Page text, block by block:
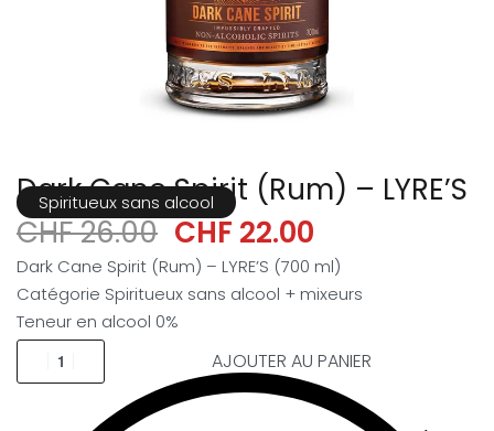
Dark Cane Spirit (Rum) – LYRE’S
Spiritueux sans alcool
CHF26.00 CHF 22.00
Dark Cane Spirit (Rum) – LYRE’S (700 ml)
Catégorie Spiritueux sans alcool + mixeurs
Teneur en alcool 0%
AJOUTER AU PANIER